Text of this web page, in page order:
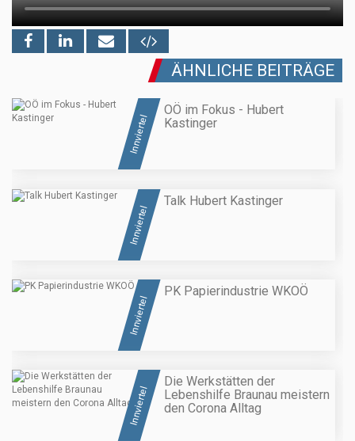
ÄHNLICHE BEITRÄGE
Innviertel
OÖ im Fokus - Hubert
Kastinger
Innviertel
Talk Hubert Kastinger
Innviertel
PK Papierindustrie WKOÖ
Innviertel
Die Werkstätten der
Lebenshilfe Braunau meistern
den Corona Alltag